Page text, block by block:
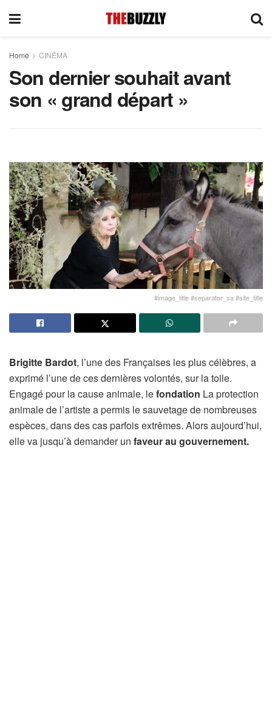
Home CINÉMA
Son dernier souhait avant
son « grand départ »
#image_title #separator_sa #site_title
Brigitte Bardot, l’une des Françaises les plus célèbres, a
exprimé l’une de ces dernières volontés, sur la toile.
Engagé pour la cause animale, lefondation La protection
animale de l’artiste a permis le sauvetage de nombreuses
espèces, dans des cas parfois extrêmes. Alors aujourd’hui,
elle va jusqu’à demander un faveur au gouvernement.